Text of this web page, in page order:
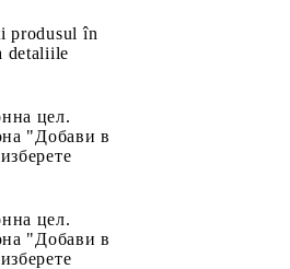
produsul în
detaliile
цел.
"Добави в
цел.
"Добави в